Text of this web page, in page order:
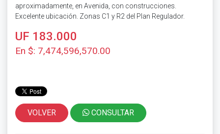
aproximadamente, en Avenida, con construcciones.
Excelente ubicación. Zonas C1 y R2 del Plan Regulador.
UF 183.000
En $: 7,474,596,570.00
VOLVER CONSULTAR